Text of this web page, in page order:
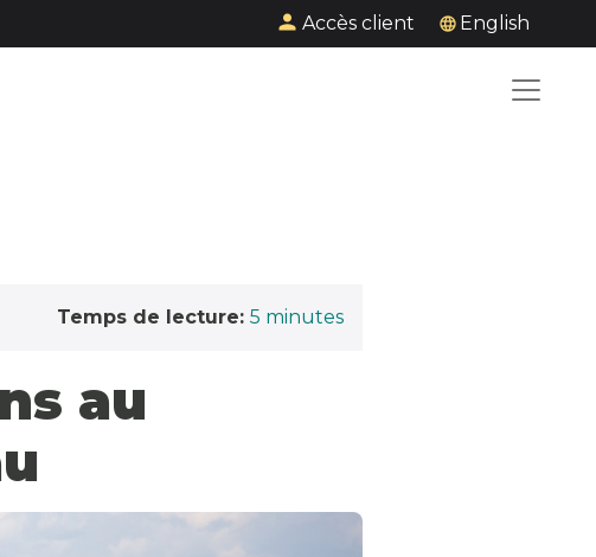
Accès client English
Temps de lecture: 5 minutes
au